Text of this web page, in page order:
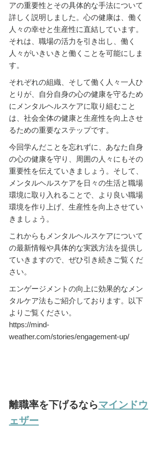
アの重要性とその具体的な手法について
詳しく説明しました。心の健康は、働く
人々の幸せと生産性に直結しています。
それは、職場の活力を引き出し、働く
人々がいきいきと働くことを可能にしま
す。
それぞれの組織、そして働く人々一人ひ
とりが、自分自身の心の健康を守るため
にメンタルヘルスケアに取り組むこと
は、社会全体の健康と生産性を向上させ
るための重要なステップです。
今回学んだことを忘れずに、あなた自身
の心の健康を守り、周囲の人々にもその
重要性を伝えていきましょう。そして、
メンタルヘルスケアを日々の生活と職場
環境に取り入れることで、より良い職場
環境を作り上げ、生産性を向上させてい
きましょう。
これからもメンタルヘルスケアについて
の最新情報や具体的な実践方法を提供し
ていきますので、ぜひ引き続きご覧くだ
さい。
エンゲージメントの向上に効果的なメン
タルケア法もご紹介しております。以下
よりご覧ください。
https://mind-
weather.com/stories/engagement-up/
離職率を下げるならマインドウ
ェザー